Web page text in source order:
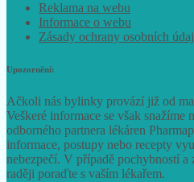
Reklama na webu
Informace o webu
Zásady ochrany osobních
Upozornění:
Ačkoli nás bylinky provází již od
Veškeré informace se však snažíme
odborného partnera lékáren
informace, postupy nebo recepty
nebezpečí. V případě pochybností
raději poraďte s vaším lékařem.